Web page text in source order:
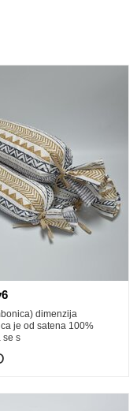
dimenzija
je od satena 100%
se s